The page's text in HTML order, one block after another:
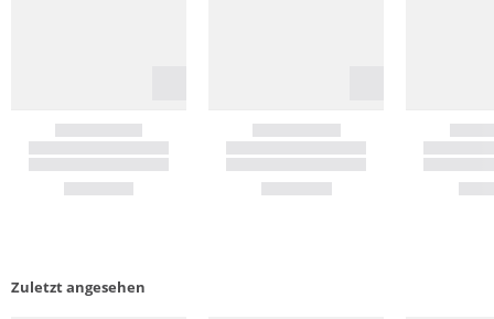
Zuletzt angesehen